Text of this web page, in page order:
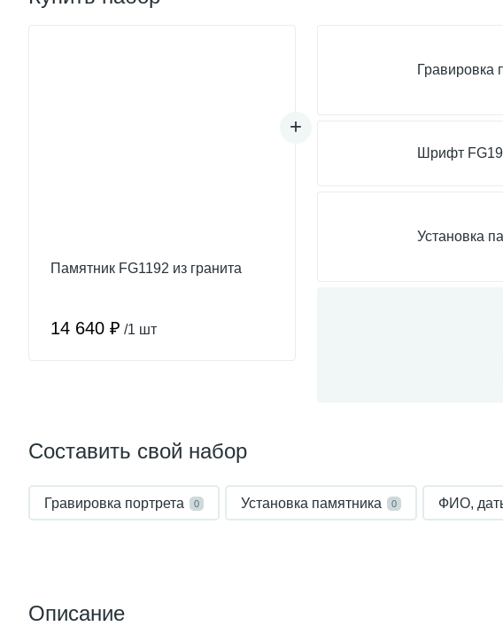
Памятник FG1192 из гранита
14 640 ₽ /1 шт
Гравировка
Шрифт
Установка
Составить свой набор
Гравировка портрета 0 Установка памятника 0 ФИО,
Описание